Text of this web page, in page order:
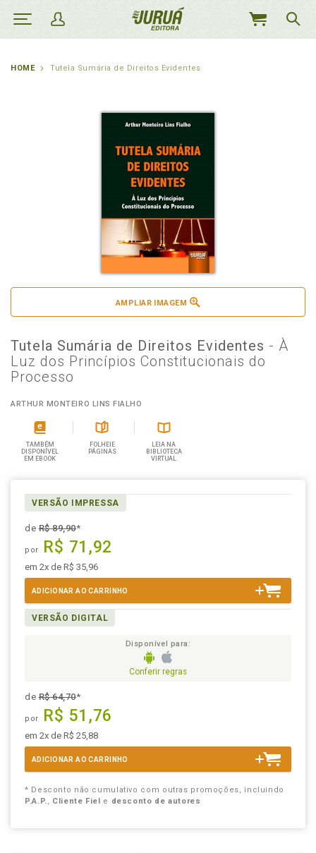
MEU
HOME Tutela Sumária de Direitos Evidentes
AMPLIAR IMAGEM
Tutela Sumária de Direitos Evidentes - À
Luz dos Princípios Constitucionais do
Processo
ARTHUR MONTEIRO LINS FIALHO
TAMBÉM
DISPONÍVEL
EM EBOOK
FOLHEIE
PÁGINAS
LEIA NA
BIBLIOTECA
VIRTUAL
VERSÃO IMPRESSA
deR$ 89,90*
por R$ 71,92
em 2x de R$ 35,96
ADICIONAR AO CARRINHO
VERSÃO DIGITAL
Disponível para:
Conferir regras
deR$ 64,70*
por R$ 51,76
em 2x de R$ 25,88
ADICIONAR AO CARRINHO
* Desconto não cumulativo com outras promoções, incluindo
P.A.P., Cliente Fiel e desconto de autores